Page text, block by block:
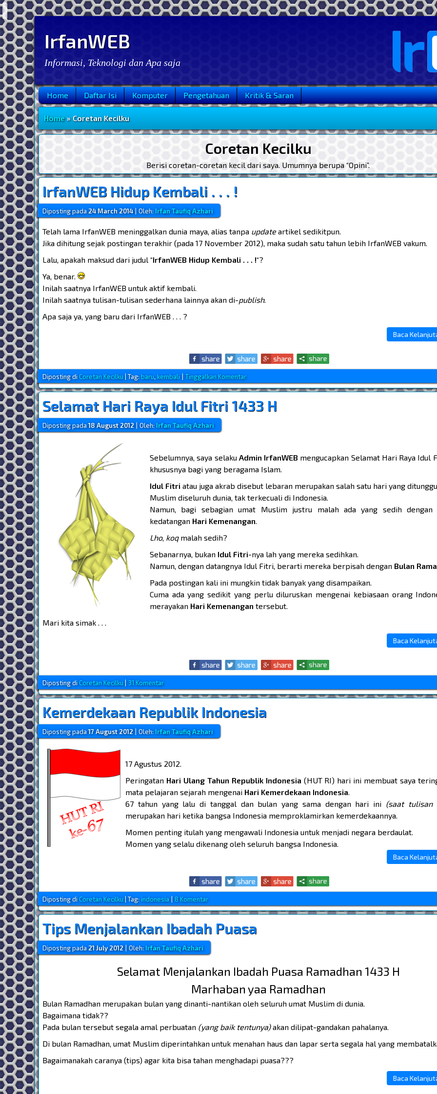
IrfanWEB
Informasi, Teknologi dan Apa saja
Menu Utama
Home Daftar Isi Komputer Pengetahuan Kritik & Saran
Home» Coretan Kecilku
Coretan Kecilku
Berisi coretan-coretan kecil dari saya. Umumnya berupa “Opini”.
IrfanWEB Hidup Kembali . . . !
Diposting pada24 March 2014 Oleh:Irfan Taufiq Azhari
Telah lama IrfanWEB meninggalkan dunia maya, alias tanpa updateartikel sedikitpun.
Jika dihitung sejak postingan terakhir (pada 17 November 2012), maka sudah satu tahun lebih IrfanWEB vakum.
Lalu, apakah maksud dari judul “IrfanWEB Hidup Kembali . . . !“?
Ya, benar.
Inilah saatnya IrfanWEB untuk aktif kembali.
Inilah saatnya tulisan-tulisan sederhana lainnya akan di-publish.
Apa saja ya, yang baru dari IrfanWEB . . . ?
Baca
Diposting diCoretan Kecilku| Tag:baru,kembali Tinggalkan Komentar
Selamat Hari Raya Idul Fitri 1433 H
Diposting pada18 August 2012 Oleh:Irfan Taufiq Azhari
Sebelumnya, saya selaku Admin IrfanWEB mengucapkan Selamat Hari Raya Idul
khususnya bagi yang beragama Islam.
Idul Fitri atau juga akrab disebut lebaran merupakan salah satu hari yang
Muslim diseluruh dunia, tak terkecuali di Indonesia.
Namun, bagi sebagian umat Muslim justru malah ada yang sedih dengan
kedatangan Hari Kemenangan.
Lho, koqmalah sedih?
Sebanarnya, bukan Idul Fitri-nya lah yang mereka sedihkan.
Namun, dengan datangnya Idul Fitri, berarti mereka berpisah dengan Bulan
Pada postingan kali ini mungkin tidak banyak yang disampaikan.
Cuma ada yang sedikit yang perlu diluruskan mengenai kebiasaan orang
merayakan Hari Kemenangan tersebut.
Mari kita simak . . .
Baca
Diposting diCoretan Kecilku| 31 Komentar
Kemerdekaan Republik Indonesia
Diposting pada17 August 2012 Oleh:Irfan Taufiq Azhari
17 Agustus 2012.
Peringatan Hari Ulang Tahun Republik Indonesia (HUT RI) hari ini membuat saya
mata pelajaran sejarah mengenai Hari Kemerdekaan Indonesia.
67 tahun yang lalu di tanggal dan bulan yang sama dengan hari ini (saat tulisan
merupakan hari ketika bangsa Indonesia memproklamirkan kemerdekaannya.
Momen penting itulah yang mengawali Indonesia untuk menjadi negara berdaulat.
Momen yang selalu dikenang oleh seluruh bangsa Indonesia.
Baca
Diposting diCoretan Kecilku| Tag:indonesia 8 Komentar
Tips Menjalankan Ibadah Puasa
Diposting pada21 July 2012 Oleh:Irfan Taufiq Azhari
Selamat Menjalankan Ibadah Puasa Ramadhan 1433 H
Marhaban yaa Ramadhan
Bulan Ramadhan merupakan bulan yang dinanti-nantikan oleh seluruh umat Muslim di dunia.
Bagaimana tidak??
Pada bulan tersebut segala amal perbuatan (yang baik tentunya)akan dilipat-gandakan pahalanya.
Di bulan Ramadhan, umat Muslim diperintahkan untuk menahan haus dan lapar serta segala hal yang
Bagaimanakah caranya (tips) agar kita bisa tahan menghadapi puasa???
Baca